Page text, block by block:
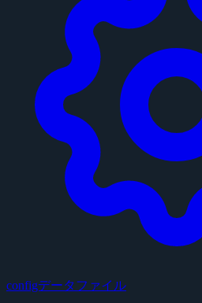
configデータファイル